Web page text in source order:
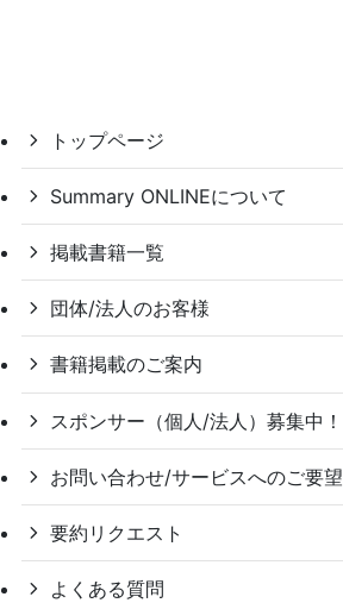
トップページ
Summary ONLINEについて
掲載書籍一覧
団体/法人のお客様
書籍掲載のご案内
スポンサー（個人/法人）募集中！
お問い合わせ/サービスへのご要望
要約リクエスト
よくある質問